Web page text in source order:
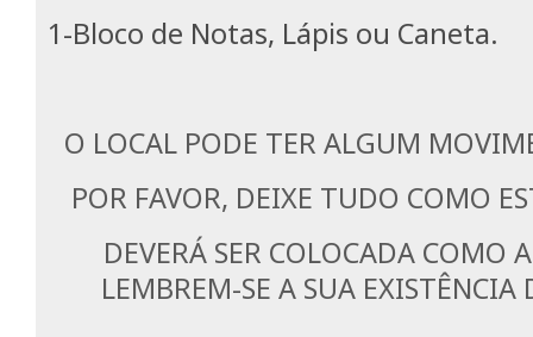
1-Bloco de Notas, Lápis ou Caneta.
O LOCAL PODE TER ALGUM
POR FAVOR, DEIXE TUDO COMO
DEVERÁ SER COLOCADA COMO
LEMBREM-SE A SUA EXISTÊNCIA